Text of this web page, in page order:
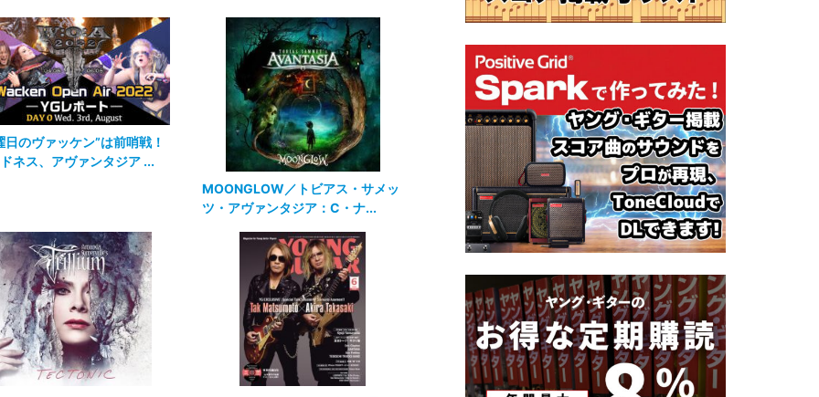
日のヴァッケン”は前哨戦！
ネス、アヴァンタジア ...
MOONGLOW／トビアス・サメッ
ツ・アヴァンタジア：C・ナ...